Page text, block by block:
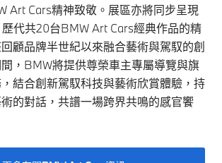
Art Cars精神致敬。展區亦將同步呈現
歷代共20台BMW Art Cars經典作品的精
顧品牌半世紀以來融合藝術與駕馭的創
，BMW將提供尊榮車主專屬導覽與旗
結合創新駕馭科技與藝術欣賞體驗，持
的對話，共譜一場跨界共鳴的感官饗